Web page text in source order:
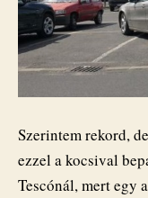
Szerintem rekord,
ezzel a kocsival
Tescónál, mert egy